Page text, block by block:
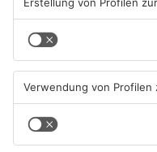
Brände in Seligenstadt,
Waldaschaff und zwischen
Hanau und Kahl
PRIMAVERALAND